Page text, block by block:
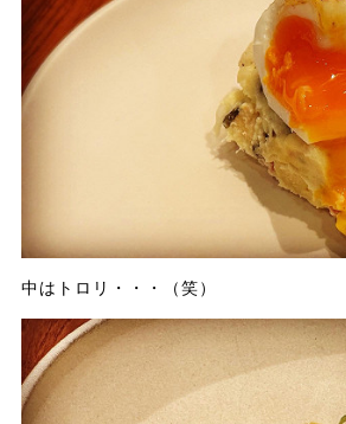
中はトロリ・・・（笑）